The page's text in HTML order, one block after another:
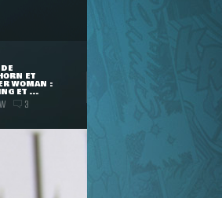
ET
WOMAN :
ET ...
3